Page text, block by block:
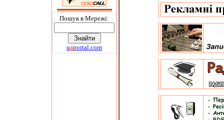
Пошук в Мережi:
uaportal.com